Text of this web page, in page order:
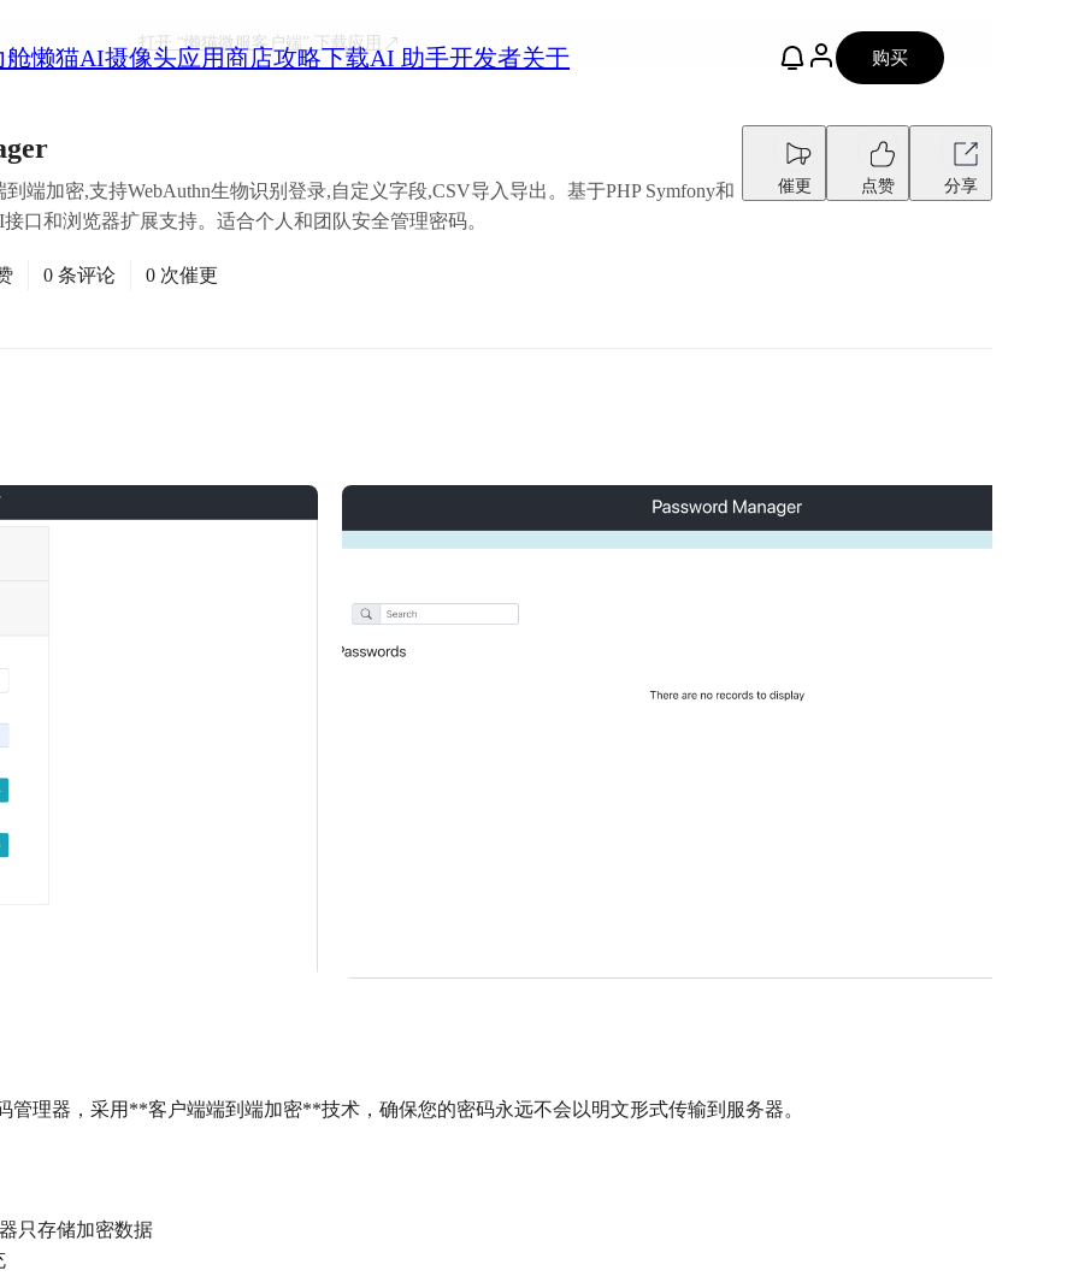
舱懒猫AI摄像头应用商店攻略下载AI 助手开发者关于 购买
打开 “懒猫微服客户端”下载应用
端加密,支持WebAuthn生物识别登录,自定义字段,CSV导入导出。基于PHP Symfony和
接口和浏览器扩展支持。适合个人和团队安全管理密码。
催更 点赞 分享
0 条评论 0 次催更
管理器，采用**客户端端到端加密**技术，确保您的密码永远不会以明文形式传输到服务器。
只存储加密数据